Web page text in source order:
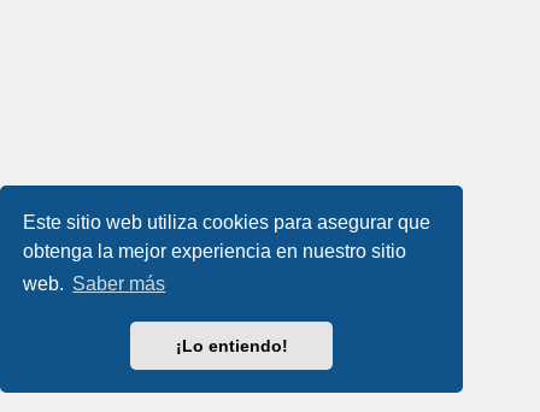
Este sitio web utiliza cookies para asegurar que
obtenga la mejor experiencia en nuestro sitio
web. Saber más
¡Lo entiendo!